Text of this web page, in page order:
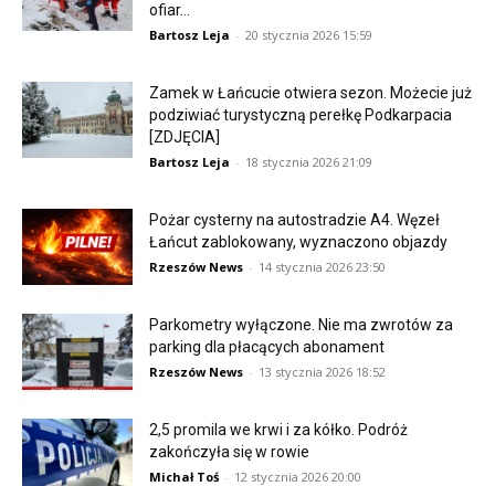
ofiar...
Bartosz Leja - 20 stycznia 2026 15:59
Zamek w Łańcucie otwiera sezon. Możecie już
podziwiać turystyczną perełkę Podkarpacia
[ZDJĘCIA]
Bartosz Leja - 18 stycznia 2026 21:09
Pożar cysterny na autostradzie A4. Węzeł
Łańcut zablokowany, wyznaczono objazdy
Rzeszów News - 14 stycznia 2026 23:50
Parkometry wyłączone. Nie ma zwrotów za
parking dla płacących abonament
Rzeszów News - 13 stycznia 2026 18:52
2,5 promila we krwi i za kółko. Podróż
zakończyła się w rowie
Michał Toś - 12 stycznia 2026 20:00